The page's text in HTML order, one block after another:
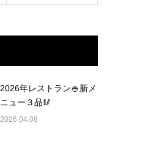
2026年レストラン🍚新メ
ニュー３品🥢
2026.04.08